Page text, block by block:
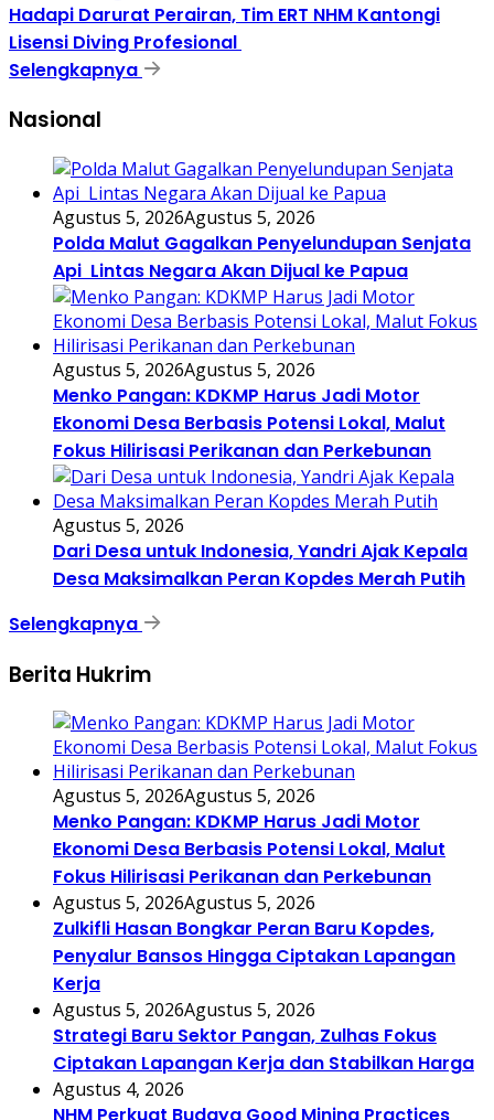
Hadapi Darurat Perairan, Tim ERT NHM Kantongi
Lisensi Diving Profesional
Selengkapnya
Nasional
Agustus 5, 2026Agustus 5, 2026
Polda Malut Gagalkan Penyelundupan Senjata
Api Lintas Negara Akan Dijual ke Papua
Agustus 5, 2026Agustus 5, 2026
Menko Pangan: KDKMP Harus Jadi Motor
Ekonomi Desa Berbasis Potensi Lokal, Malut
Fokus Hilirisasi Perikanan dan Perkebunan
Agustus 5, 2026
Dari Desa untuk Indonesia, Yandri Ajak Kepala
Desa Maksimalkan Peran Kopdes Merah Putih
Selengkapnya
Berita Hukrim
Agustus 5, 2026Agustus 5, 2026
Menko Pangan: KDKMP Harus Jadi Motor
Ekonomi Desa Berbasis Potensi Lokal, Malut
Fokus Hilirisasi Perikanan dan Perkebunan
Agustus 5, 2026Agustus 5, 2026
Zulkifli Hasan Bongkar Peran Baru Kopdes,
Penyalur Bansos Hingga Ciptakan Lapangan
Kerja
Agustus 5, 2026Agustus 5, 2026
Strategi Baru Sektor Pangan, Zulhas Fokus
Ciptakan Lapangan Kerja dan Stabilkan Harga
Agustus 4, 2026